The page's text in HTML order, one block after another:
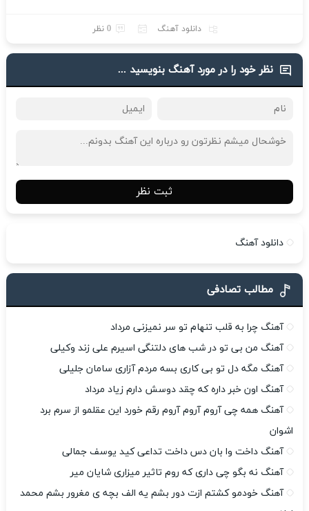
دانلود آهنگ 0 نظر
نظر خود را در مورد آهنگ بنویسید ...
ثبت نظر
دانلود آهنگ
مطالب تصادفی
آهنگ چرا به قلب تنهام تو سر نمیزنی مرداد
آهنگ من بی تو در شب های دلتنگی اسیرم علی زند وکیلی
آهنگ مگه دل تو بی کاری بسه مردم آزاری سامان جلیلی
آهنگ اون خبر داره که چقد دوسش دارم زیاد مرداد
آهنگ همه چی آروم آروم آروم رقم خورد این عقلمو از سرم برد
اشوان
آهنگ داخت وا بان دس داخت تداعی کید یوسف جمالی
آهنگ نه بگو چی داری که روم تاثیر میزاری شایان میر
آهنگ خودمو کشتم ازت دور بشم یه الف بچه ی مغرور بشم محمد